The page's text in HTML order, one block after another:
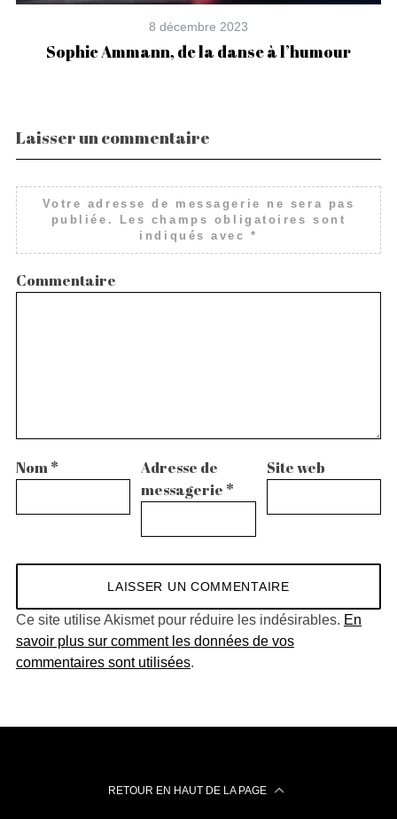
8 décembre 2023
Sophie Ammann, de la danse à l’humour
Laisser un commentaire
Votre adresse de messagerie ne sera pas
publiée.
Les champs obligatoires sont
indiqués avec*
Commentaire
Nom*
Adresse de
messagerie *
Site web
Ce site utilise Akismet pour réduire les indésirables. En
savoir plus sur comment les données de vos
commentaires sont utilisées.
RETOUR EN HAUT DE LA PAGE